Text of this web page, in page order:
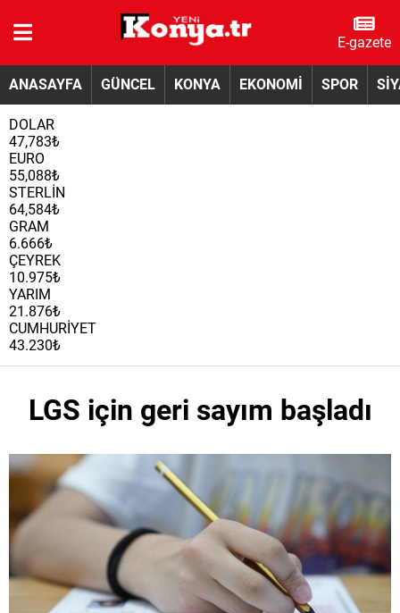
E-gazete
ANASAYFA GÜNCEL KONYA EKONOMİ SPOR
DOLAR
47,783₺
EURO
55,088₺
STERLİN
64,584₺
GRAM
6.666₺
ÇEYREK
10.975₺
YARIM
21.876₺
CUMHURİYET
43.230₺
LGS için geri sayım başladı